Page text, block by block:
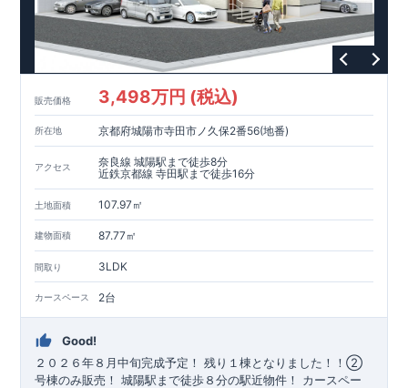
販売価格 3,498万円 (税込)
所在地 京都府城陽市寺田市ノ久保2番56(地番)
アクセス
奈良線 城陽駅まで徒歩8分
近鉄京都線 寺田駅まで徒歩16分
土地面積 107.97㎡
建物面積 87.77㎡
間取り 3LDK
カースペース 2台
Good!
２０２６年８月中旬完成予定！ ​残り１棟となりました！！②
号棟のみ販売！ ​城陽駅まで徒歩８分の駅近物件！
​カースペー